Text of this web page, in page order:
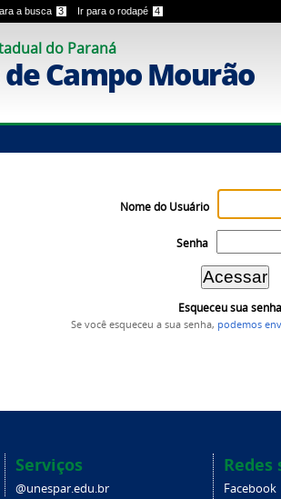
a busca 3 Ir para o rodapé 4
do Paraná
Campo Mourão
Nome do Usuário
Senha
Esqueceu sua
Se você esqueceu a sua senha, podemos
Serviços
@unespar.edu.br
Redes
Facebook